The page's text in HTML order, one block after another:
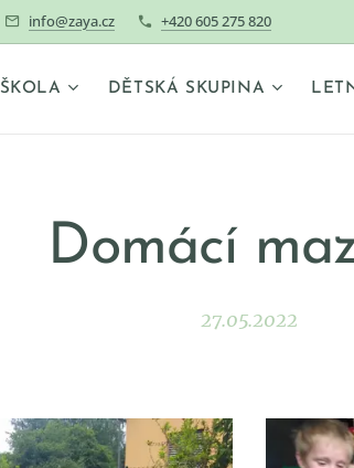
info@zaya.cz +420 605 275 820
ŠKOLA DĚTSKÁ SKUPINA
Domácí
27.05.2022